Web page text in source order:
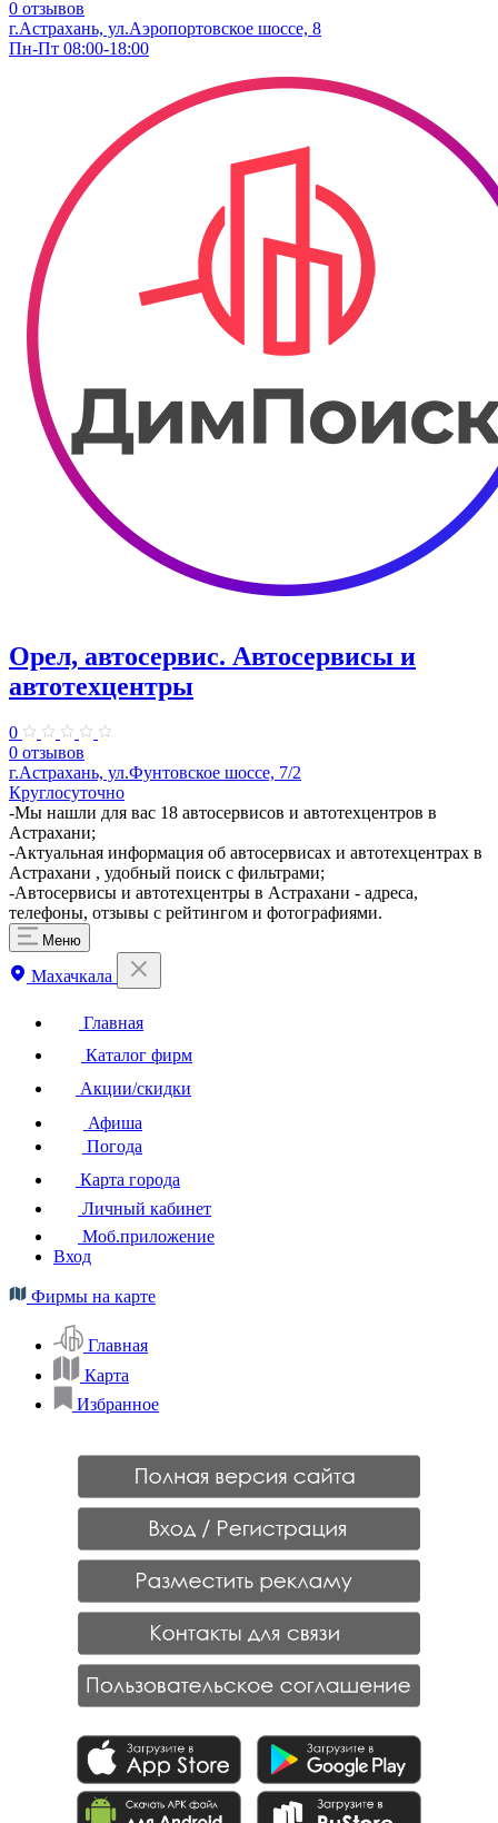
0 отзывов
г.Астрахань, ул.Аэропортовское шоссе, 8
Пн-Пт 08:00-18:00
Орел, автосервис. Автосервисы и
автотехцентры
0
0 отзывов
г.Астрахань, ул.Фунтовское шоссе, 7/2
Круглосуточно
-Мы нашли для вас 18 автосервисов и автотехцентров в
Астрахани;
-Актуальная информация об автосервисах и автотехцентрах в
Астрахани , удобный поиск с фильтрами;
-Автосервисы и автотехцентры в Астрахани - адреса,
телефоны, отзывы с рейтингом и фотографиями.
Меню
Махачкала
Главная
Каталог фирм
Акции/скидки
Афиша
Погода
Карта города
Личный кабинет
Моб.приложение
Вход
Фирмы на карте
Главная
Карта
Избранное